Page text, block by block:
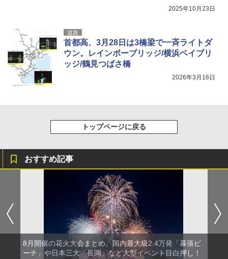
2025年10月23日
道路
首都高、3月28日は3橋梁で一斉ライトダ
ウン。レインボーブリッジ/横浜ベイブリ
ッジ/鶴見つばさ橋
2026年3月16日
トップページに戻る
おすすめ記事
8月開催の花火大会まとめ。国内最大級2.4万発「幕張ビ
ーチ」や日本三大「長岡」など大型イベント目白押し！